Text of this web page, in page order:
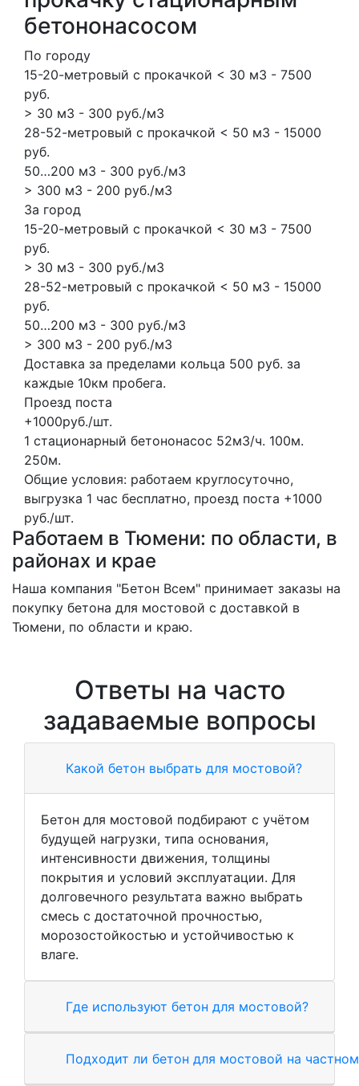
бетононасосом
По городу
15-20-метровый с прокачкой < 30 м3 - 7500
руб.
> 30 м3 - 300 руб./м3
28-52-метровый с прокачкой < 50 м3 - 15000
руб.
50…200 м3 - 300 руб./м3
> 300 м3 - 200 руб./м3
За город
15-20-метровый с прокачкой < 30 м3 - 7500
руб.
> 30 м3 - 300 руб./м3
28-52-метровый с прокачкой < 50 м3 - 15000
руб.
50…200 м3 - 300 руб./м3
> 300 м3 - 200 руб./м3
Доставка за пределами кольца 500 руб. за
каждые 10км пробега.
Проезд поста
+1000руб./шт.
1 стационарный бетононасос 52м3/ч. 100м.
250м.
Общие условия: работаем круглосуточно,
выгрузка 1 час бесплатно, проезд поста +1000
руб./шт.
Работаем в Тюмени: по области, в
районах и крае
Наша компания "Бетон Всем" принимает заказы на
покупку бетона для мостовой с доставкой в
Тюмени, по области и краю.
Ответы на часто
задаваемые вопросы
Какой бетон выбрать для мостовой?
Бетон для мостовой подбирают с учётом
будущей нагрузки, типа основания,
интенсивности движения, толщины
покрытия и условий эксплуатации. Для
долговечного результата важно выбрать
смесь с достаточной прочностью,
морозостойкостью и устойчивостью к
влаге.
Где используют бетон для мостовой?
Подходит ли бетон для мостовой на